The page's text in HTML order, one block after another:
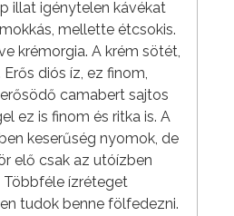
illat igénytelen kávékat
mellette étcsokis.
krémorgia. A krém sötét,
diós íz, ez finom,
camabert sajtos
ez is finom és ritka is. A
keserűség nyomok, de
elő csak az utóízben
Többféle ízréteget
tudok benne fölfedezni.